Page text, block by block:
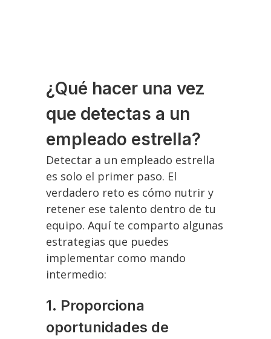
¿Qué hacer una vez
que detectas a un
empleado estrella?
Detectar a un empleado estrella
es solo el primer paso. El
verdadero reto es cómo nutrir y
retener ese talento dentro de tu
equipo. Aquí te comparto algunas
estrategias que puedes
implementar como mando
intermedio:
1. Proporciona
oportunidades de